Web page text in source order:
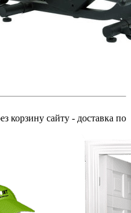
корзину сайту - доставка по